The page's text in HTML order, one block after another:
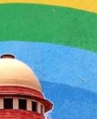
ஒரே
, நீதிபதிகள்